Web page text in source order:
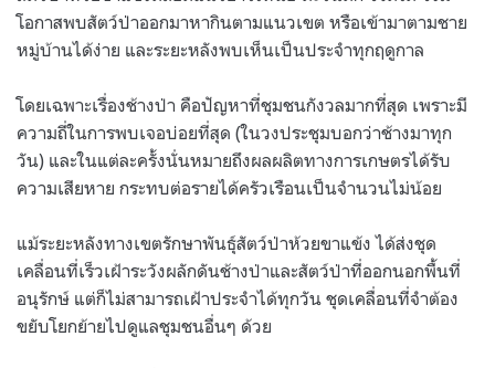
โอกาสพบสัตว์ป่าออกมาหากินตามแนวเขต หรือเข้ามาตามชาย
หมู่บ้านได้ง่าย และระยะหลังพบเห็นเป็นประจำทุกฤดูกาล
โดยเฉพาะเรื่องช้างป่า คือปัญหาที่ชุมชนกังวลมากที่สุด เพราะมี
ความถี่ในการพบเจอบ่อยที่สุด (ในวงประชุมบอกว่าช้างมาทุก
วัน) และในแต่ละครั้งนั่นหมายถึงผลผลิตทางการเกษตรได้รับ
ความเสียหาย กระทบต่อรายได้ครัวเรือนเป็นจำนวนไม่น้อย
แม้ระยะหลังทางเขตรักษาพันธุ์สัตว์ป่าห้วยขาแข้ง ได้ส่งชุด
เคลื่อนที่เร็วเฝ้าระวังผลักดันช้างป่าและสัตว์ป่าที่ออกนอกพื้นที่
อนุรักษ์ แต่ก็ไม่สามารถเฝ้าประจำได้ทุกวัน ชุดเคลื่อนที่จำต้อง
ขยับโยกย้ายไปดูแลชุมชนอื่นๆ ด้วย